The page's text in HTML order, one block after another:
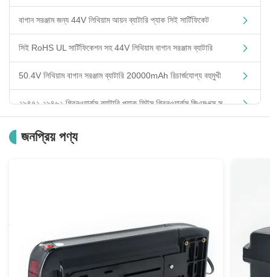
বাগান সরঞ্জাম জন্য 44V লিথিয়াম আয়ন ব্যাটারি প্যাক সিই সার্টিফিকেট
সিই RoHS UL সার্টিফিকেশন সহ 44V লিথিয়াম বাগান সরঞ্জাম ব্যাটারি
50.4V লিথিয়াম বাগান সরঞ্জাম ব্যাটারি 20000mAh রিচার্জযোগ্য বহুমুখী
২৯৪৭২ ২৯৪৬২ গ্রিনওয়ার্কস ব্যাটারি প্যাক ফিটস গ্রিনওয়ার্কস জিএমএক্স সরঞ্জাম
14.4V ব্যালার স্ট্র্যাপিং টুল ব্যাটারি ফ্রম P322 P324 P325 এর জন্য
জনপ্রিয় পণ্য